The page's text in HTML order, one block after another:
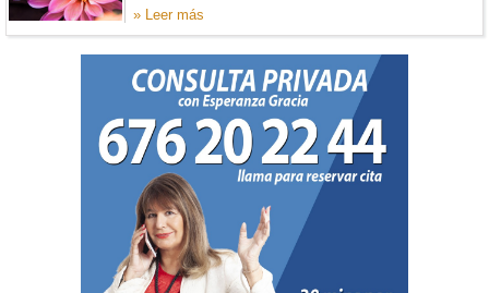
» Leer más